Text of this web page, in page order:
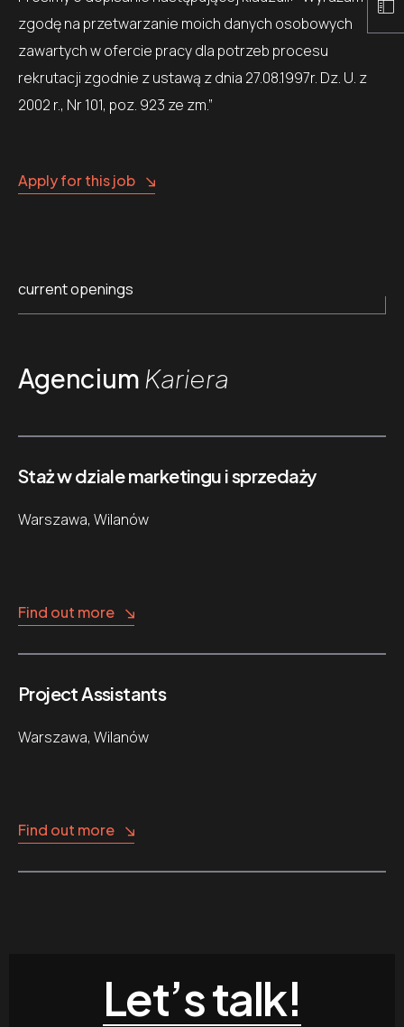
zgodę na przetwarzanie moich danych osobowych
zawartych w ofercie pracy dla potrzeb procesu
rekrutacji zgodnie z ustawą z dnia 27.08.1997r. Dz. U. z
2002 r., Nr 101, poz. 923 ze zm.”
Apply for this job
current openings
Agencium Kariera
Staż w dziale marketingu i sprzedaży
Warszawa, Wilanów
Find out more
Project Assistants
Warszawa, Wilanów
Find out more
Let’s talk!